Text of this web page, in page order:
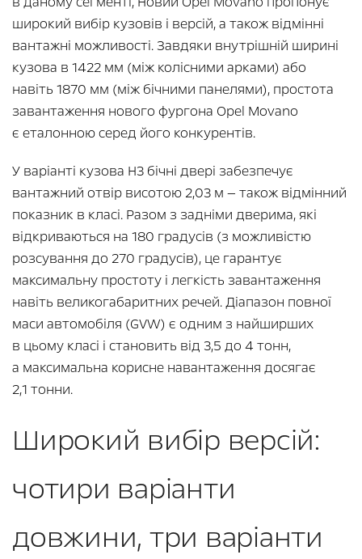
широкий вибір кузовів і версій, а також відмінні
вантажні можливості. Завдяки внутрішній ширині
кузова в 1422 мм (між колісними арками) або
навіть 1870 мм (між бічними панелями), простота
завантаження нового фургона Opel Movano
є еталонною серед його конкурентів.
У варіанті кузова H3 бічні двері забезпечує
вантажний отвір висотою 2,03 м — також відмінний
показник в класі. Разом з задніми дверима, які
відкриваються на 180 градусів (з можливістю
розсування до 270 градусів), це гарантує
максимальну простоту і легкість завантаження
навіть великогабаритних речей. Діапазон повної
маси автомобіля (GVW) є одним з найширших
в цьому класі і становить від 3,5 до 4 тонн,
а максимальна корисне навантаження досягає
2,1 тонни.
Широкий вибір версій:
чотири варіанти
довжини, три варіанти